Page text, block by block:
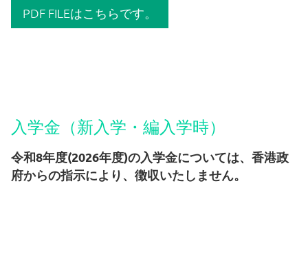
PDF FILEはこちらです。
入学金（新入学・編入学時）
令和8年度(2026年度)の入学金については、香港政
府からの指示により、徴収いたしません。